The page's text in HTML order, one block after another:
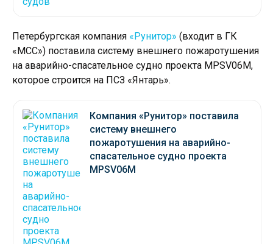
Петербургская компания «Рунитор» (входит в ГК
«МСС») поставила систему внешнего пожаротушения
на аварийно-спасательное судно проекта MPSV06М,
которое строится на ПСЗ «Янтарь».
Компания «Рунитор» поставила
систему внешнего
пожаротушения на аварийно-
спасательное судно проекта
MPSV06М